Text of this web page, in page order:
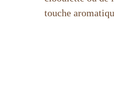
touche